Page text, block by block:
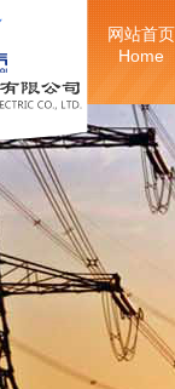
网站首页
Home